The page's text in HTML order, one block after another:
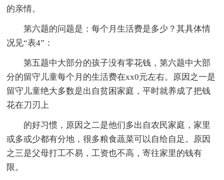
的亲情。
第六题的问题是：每个月生活费是多少？其具体情
况见“表4”：
第五题中大部分的孩子没有零花钱，第六题中大部
分的留守儿童每个月的生活费在xx0元左右。原因之一是
留守儿童绝大多数是出自贫困家庭，平时就养成了把钱
花在刀刃上
的好习惯，原因之二是他们多出自农民家庭，家里
或多或少都有分地，很多粮食蔬菜可以自给自足。原因
之三是父母打工不易，工资也不高，寄往家里的钱有
限。